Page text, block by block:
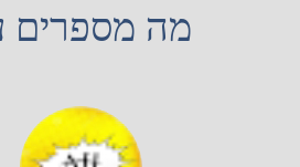
מה מספרים